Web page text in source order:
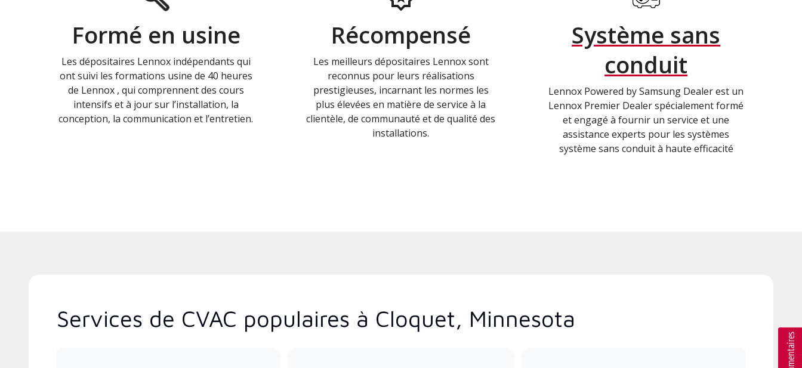
Formé en usine
Les dépositaires Lennox indépendants qui
ont suivi les formations usine de 40 heures
de Lennox , qui comprennent des cours
intensifs et à jour sur l’installation, la
conception, la communication et l’entretien.
Récompensé
Les meilleurs dépositaires Lennox sont
reconnus pour leurs réalisations
prestigieuses, incarnant les normes les
plus élevées en matière de service à la
clientèle, de communauté et de qualité des
installations.
Système sans
conduit
Lennox Powered by Samsung Dealer est un
Lennox Premier Dealer spécialement formé
et engagé à fournir un service et une
assistance experts pour les systèmes
système sans conduit à haute efficacité
Services de CVAC populaires à Cloquet, Minnesota